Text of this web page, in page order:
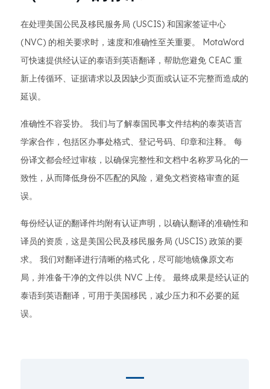
在处理美国公民及移民服务局 (USCIS) 和国家签证中心
(NVC) 的相关要求时，速度和准确性至关重要。 MotaWord
可快速提供经认证的泰语到英语翻译，帮助您避免 CEAC 重
新上传循环、证据请求以及因缺少页面或认证不完整而造成的
延误。
准确性不容妥协。 我们与了解泰国民事文件结构的泰英语言
学家合作，包括区办事处格式、登记号码、印章和注释。 每
份译文都会经过审核，以确保完整性和文档中名称罗马化的一
致性，从而降低身份不匹配的风险，避免文档资格审查的延
误。
每份经认证的翻译件均附有认证声明，以确认翻译的准确性和
译员的资质，这是美国公民及移民服务局 (USCIS) 政策的要
求。 我们对翻译进行清晰的格式化，尽可能地镜像原文布
局，并准备干净的文件以供 NVC 上传。 最终成果是经认证的
泰语到英语翻译，可用于美国移民，减少压力和不必要的延
误。